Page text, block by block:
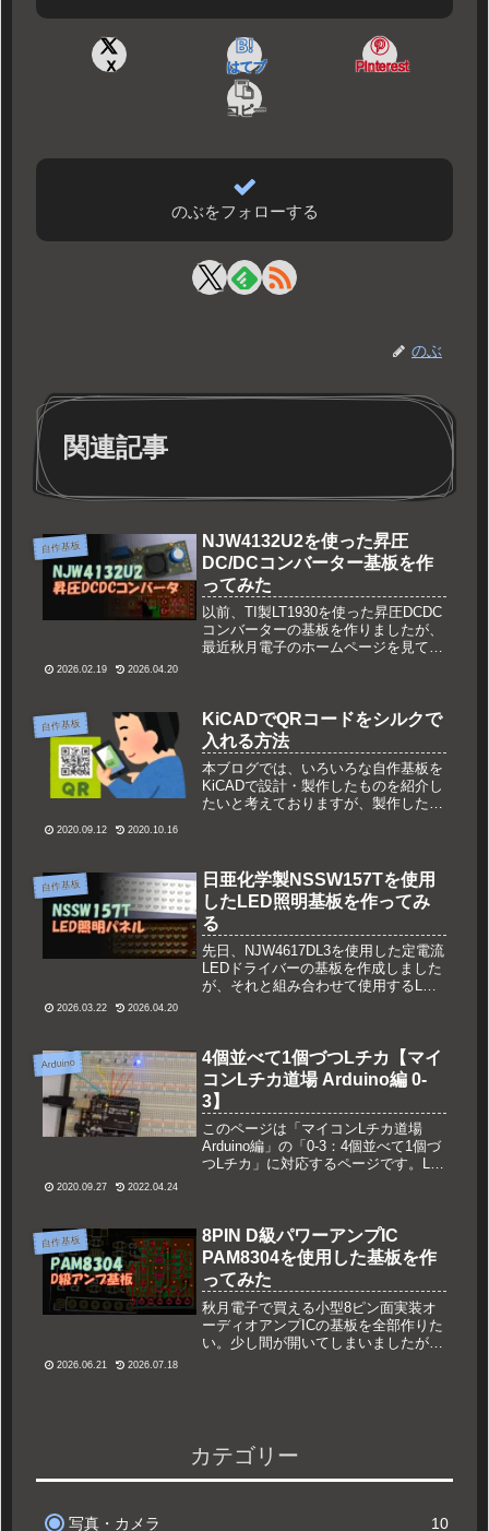
X はてブ Pinterest
コピー
のぶをフォローする
のぶ
関連記事
自作基板
NJW4132U2を使った昇圧
DC/DCコンバーター基板を作
ってみた
以前、TI製LT1930を使った昇圧DCDC
コンバーターの基板を作りましたが、
最近秋月電子のホームページを見てみ
を作り直してみる...
2026.02.19 2026.04.20
自作基板
KiCADでQRコードをシルクで
入れる方法
本ブログでは、いろいろな自作基板を
KiCADで設計・製作したものを紹介し
たいと考えておりますが、製作した基
2020.09.12 2020.10.16
自作基板
日亜化学製NSSW157Tを使用
したLED照明基板を作ってみ
る
先日、NJW4617DL3を使用した定電流
LEDドライバーの基板を作成しました
が、それと組み合わせて使用するLED
製）を使用してみた...
2026.03.22 2026.04.20
Arduino
4個並べて1個づつLチカ【マイ
コンLチカ道場 Arduino編 0-
3】
このページは「マイコンLチカ道場
Arduino編」の「0-3：4個並べて1個づ
つLチカ」に対応するページです。Lチ
2020.09.27 2022.04.24
自作基板
8PIN D級パワーアンプIC
PAM8304を使用した基板を作
ってみた
秋月電子で買える小型8ピン面実装オ
ーディオアンプICの基板を全部作りた
い。少し間が開いてしまいましたが、
2026.06.21 2026.07.18
カテゴリー
写真・カメラ 10